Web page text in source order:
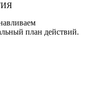
план действий.